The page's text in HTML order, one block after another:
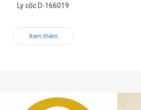
Ly cốc D-166019
Xem thêm